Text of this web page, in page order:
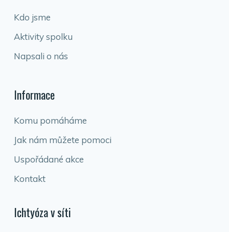
Kdo jsme
Aktivity spolku
Napsali o nás
Informace
Komu pomáháme
Jak nám můžete pomoci
Uspořádané akce
Kontakt
Ichtyóza v síti